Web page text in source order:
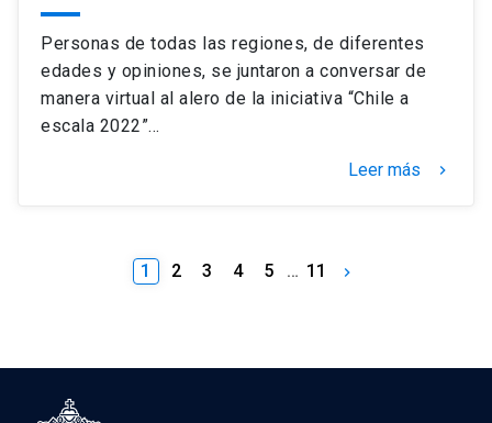
Personas de todas las regiones, de diferentes
edades y opiniones, se juntaron a conversar de
manera virtual al alero de la iniciativa “Chile a
escala 2022”…
Leer más keyboard_arrow_right
1 2 3 4 5 … 11 keyboard_arrow_right